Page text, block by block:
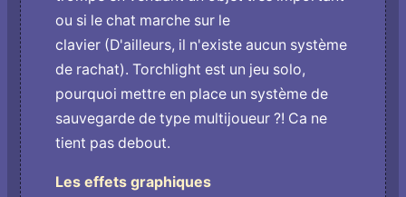
ou si le chat marche sur le
clavier (D'ailleurs, il n'existe aucun système
de rachat). Torchlight est un jeu solo,
pourquoi mettre en place un système de
sauvegarde de type multijoueur ?! Ca ne
tient pas debout.
Les effets graphiques